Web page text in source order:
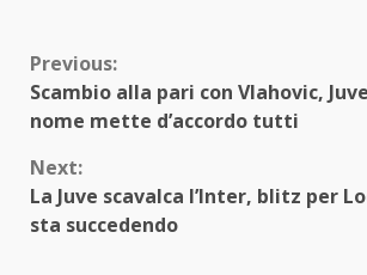
Continue
Reading
Previous:
Scambio alla pari con Vlahovic,
nome mette d’accordo tutti
Next:
La Juve scavalca l’Inter, blitz per
sta succedendo